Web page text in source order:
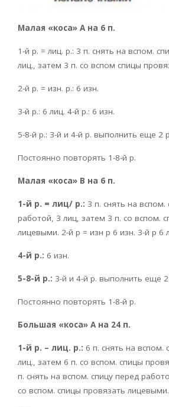
Малая «коса» А на 6 п.
1-й р. = лиц. р.: 3 п. снять на вспом.
лиц., затем 3 п. со вспом спицы
2-й р. = изн. р.: 6 изн.
3-й р.: 6 лиц. 4-й р.: 6 изн.
5-8-й р.: 3-й и 4-й р. выполнить еще 2
Постоянно повторять 1-8-й р.
Малая «коса» В на 6 п.
1-й р. = лиц/ р.: 3 п. снять на вспом.
работой, 3 лиц, затем 3 п. со вспом.
лицевыми. 2-й р = изн р 6 изн. 3-й р 6
4-й р.: 6 изн.
5-8-й р.: 3-й и 4-й р. выполнить еще 2
Постоянно повторять 1-8-й р.
Большая «коса» А на 24 п.
1-й р. – лиц. р.: 6 п. снять на вспом.
лиц., затем 6 п. со вспом. спицы
п. снять на вспом. спицу перед
со вспом. спицы провязать лицевыми.